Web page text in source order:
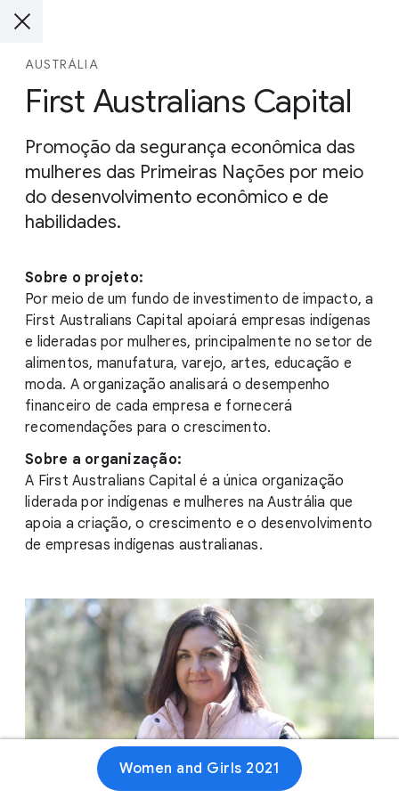
AUSTRÁLIA
First Australians Capital
Promoção da segurança econômica das
mulheres das Primeiras Nações por meio
do desenvolvimento econômico e de
habilidades.
Sobre o projeto:
Por meio de um fundo de investimento de impacto, a
First Australians Capital apoiará empresas indígenas
e lideradas por mulheres, principalmente no setor de
alimentos, manufatura, varejo, artes, educação e
moda. A organização analisará o desempenho
financeiro de cada empresa e fornecerá
recomendações para o crescimento.
Sobre a organização:
A First Australians Capital é a única organização
liderada por indígenas e mulheres na Austrália que
apoia a criação, o crescimento e o desenvolvimento
de empresas indígenas australianas.
Women and Girls 2021